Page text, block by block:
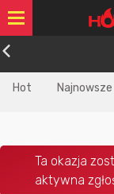
Hot Najnowsze